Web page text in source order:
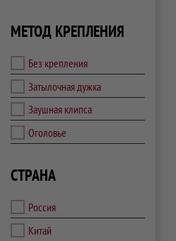
МЕТОД КРЕПЛЕНИЯ
Без крепления
Затылочная дужка
Заушная клипса
Оголовье
СТРАНА
Россия
Китай